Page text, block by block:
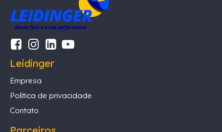
Leidinger
Empresa
Política de privacidade
Contato